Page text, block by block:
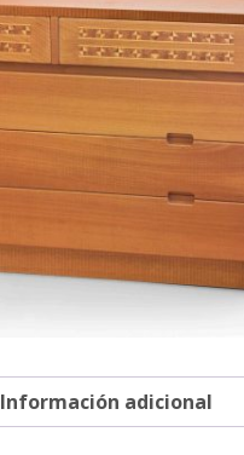
Información adicional